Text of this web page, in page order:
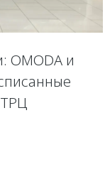
OMODA и